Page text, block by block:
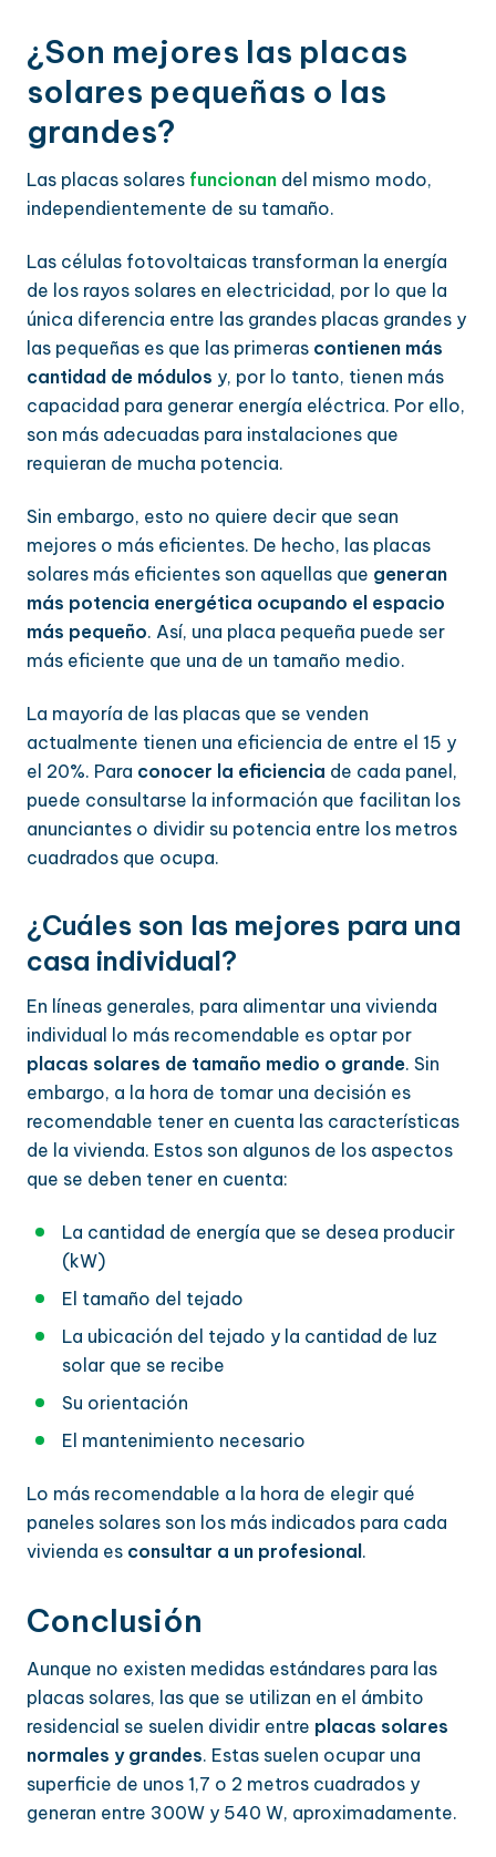
¿Son mejores las placas
solares pequeñas o las
grandes?
Las placas solares funcionan del mismo modo,
independientemente de su tamaño.
Las células fotovoltaicas transforman la energía
de los rayos solares en electricidad, por lo que la
única diferencia entre las grandes placas grandes y
las pequeñas es que las primeras contienen más
cantidad de módulos y, por lo tanto, tienen más
capacidad para generar energía eléctrica. Por ello,
son más adecuadas para instalaciones que
requieran de mucha potencia.
Sin embargo, esto no quiere decir que sean
mejores o más eficientes. De hecho, las placas
solares más eficientes son aquellas que generan
más potencia energética ocupando el espacio
más pequeño. Así, una placa pequeña puede ser
más eficiente que una de un tamaño medio.
La mayoría de las placas que se venden
actualmente tienen una eficiencia de entre el 15 y
el 20%. Para conocer la eficiencia de cada panel,
puede consultarse la información que facilitan los
anunciantes o dividir su potencia entre los metros
cuadrados que ocupa.
¿Cuáles son las mejores para una
casa individual?
En líneas generales, para alimentar una vivienda
individual lo más recomendable es optar por
placas solares de tamaño medio o grande. Sin
embargo, a la hora de tomar una decisión es
recomendable tener en cuenta las características
de la vivienda. Estos son algunos de los aspectos
que se deben tener en cuenta:
La cantidad de energía que se desea producir
(kW)
El tamaño del tejado
La ubicación del tejado y la cantidad de luz
solar que se recibe
Su orientación
El mantenimiento necesario
Lo más recomendable a la hora de elegir qué
paneles solares son los más indicados para cada
vivienda es consultar a un profesional .
Conclusión
Aunque no existen medidas estándares para las
placas solares, las que se utilizan en el ámbito
residencial se suelen dividir entre placas solares
normales y grandes. Estas suelen ocupar una
superficie de unos 1,7 o 2 metros cuadrados y
generan entre 300W y 540 W, aproximadamente.